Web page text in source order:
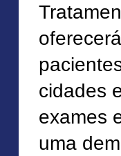
cidades
exames
uma